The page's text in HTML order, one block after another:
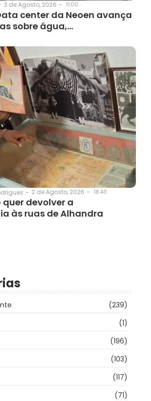
3 de Agosto, 2026 - 11:00
center da Neoen avança
sobre água,…
- 2 de Agosto, 2026 - 18:43
quer devolver a
às ruas de Alhandra
(239)
(1)
(196)
(103)
(117)
(71)